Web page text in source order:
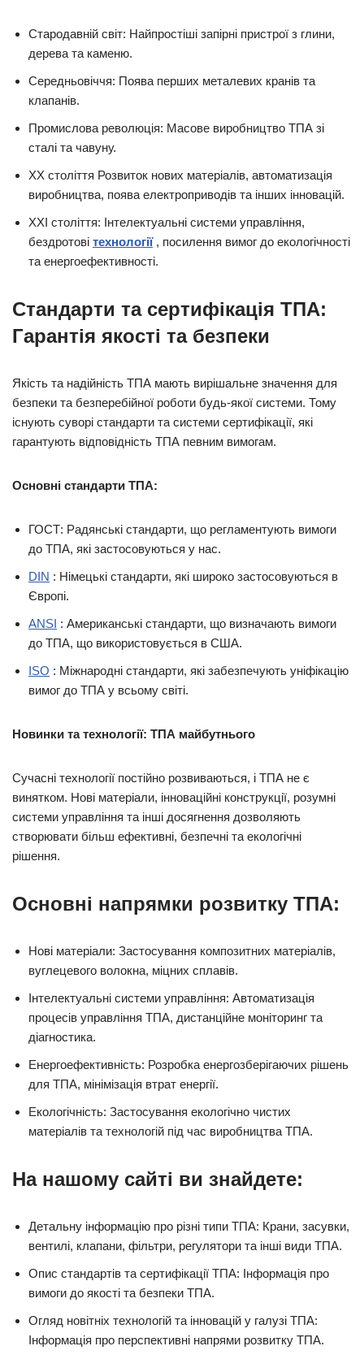
Стародавній світ: Найпростіші запірні пристрої з глини,
дерева та каменю.
Середньовіччя: Поява перших металевих кранів та
клапанів.
Промислова революція: Масове виробництво ТПА зі
сталі та чавуну.
XX століття Розвиток нових матеріалів, автоматизація
виробництва, поява електроприводів та інших інновацій.
XXI століття: Інтелектуальні системи управління,
бездротові технології, посилення вимог до екологічності
та енергоефективності.
Стандарти та сертифікація ТПА:
Гарантія якості та безпеки
Якість та надійність ТПА мають вирішальне значення для
безпеки та безперебійної роботи будь-якої системи. Тому
існують суворі стандарти та системи сертифікації, які
гарантують відповідність ТПА певним вимогам.
Основні стандарти ТПА:
ГОСТ: Радянські стандарти, що регламентують вимоги
до ТПА, які застосовуються у нас.
DIN : Німецькі стандарти, які широко застосовуються в
Європі.
ANSI : Американські стандарти, що визначають вимоги
до ТПА, що використовується в США.
ISO : Міжнародні стандарти, які забезпечують уніфікацію
вимог до ТПА у всьому світі.
Новинки та технології: ТПА майбутнього
Сучасні технології постійно розвиваються, і ТПА не є
винятком. Нові матеріали, інноваційні конструкції, розумні
системи управління та інші досягнення дозволяють
створювати більш ефективні, безпечні та екологічні
рішення.
Основні напрямки розвитку ТПА:
Нові матеріали: Застосування композитних матеріалів,
вуглецевого волокна, міцних сплавів.
Інтелектуальні системи управління: Автоматизація
процесів управління ТПА, дистанційне моніторинг та
діагностика.
Енергоефективність: Розробка енергозберігаючих рішень
для ТПА, мінімізація втрат енергії.
Екологічність: Застосування екологічно чистих
матеріалів та технологій під час виробництва ТПА.
На нашому сайті ви знайдете:
Детальну інформацію про різні типи ТПА: Крани, засувки,
вентилі, клапани, фільтри, регулятори та інші види ТПА.
Опис стандартів та сертифікації ТПА: Інформація про
вимоги до якості та безпеки ТПА.
Огляд новітніх технологій та інновацій у галузі ТПА:
Інформація про перспективні напрями розвитку ТПА.